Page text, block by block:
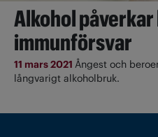
Alkohol
immunförsvar
11 mars 2021 Ångest och
långvarigt alkoholbruk.